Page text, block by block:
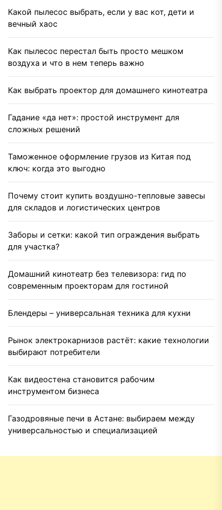
Какой пылесос выбрать, если у вас кот, дети и
вечный хаос
Как пылесос перестал быть просто мешком
воздуха и что в нем теперь важно
Как выбрать проектор для домашнего кинотеатра
Гадание «да нет»: простой инструмент для
сложных решений
Таможенное оформление грузов из Китая под
ключ: когда это выгодно
Почему стоит купить воздушно-тепловые завесы
для складов и логистических центров
Заборы и сетки: какой тип ограждения выбрать
для участка?
Домашний кинотеатр без телевизора: гид по
современным проекторам для гостиной
Блендеры – универсальная техника для кухни
Рынок электрокарнизов растёт: какие технологии
выбирают потребители
Как видеостена становится рабочим
инструментом бизнеса
Газодровяные печи в Астане: выбираем между
универсальностью и специализацией